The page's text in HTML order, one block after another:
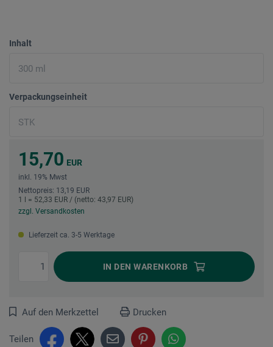
Inhalt
Verpackungseinheit
15,70 EUR
inkl. 19% Mwst
Nettopreis: 13,19 EUR
1 l = 52,33 EUR / (netto: 43,97 EUR)
zzgl. Versandkosten
Lieferzeit ca. 3-5 Werktage
IN DEN WARENKORB
Auf den Merkzettel Drucken
Teilen